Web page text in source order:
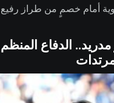
أمام خصمٍ من طراز رفيع
مدريد.. الدفاع